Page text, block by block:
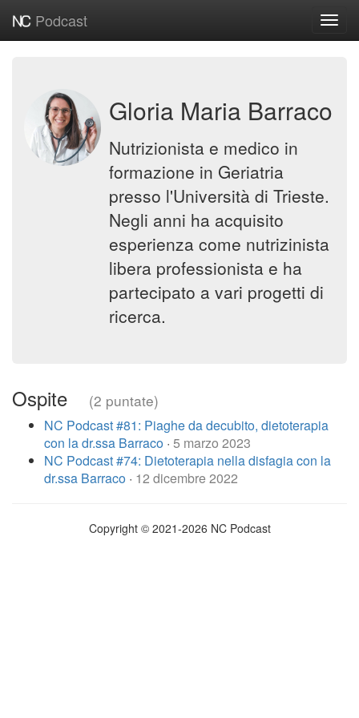
Podcast
Gloria Maria Barraco
Nutrizionista e medico in
formazione in Geriatria
presso l'Università di Trieste.
Negli anni ha acquisito
esperienza come nutrizinista
libera professionista e ha
partecipato a vari progetti di
ricerca.
Ospite (2 puntate)
NC Podcast #81: Piaghe da decubito, dietoterapia
con la dr.ssa Barraco · 5 marzo 2023
NC Podcast #74: Dietoterapia nella disfagia con la
dr.ssa Barraco · 12 dicembre 2022
Copyright © 2021-2026 NC Podcast